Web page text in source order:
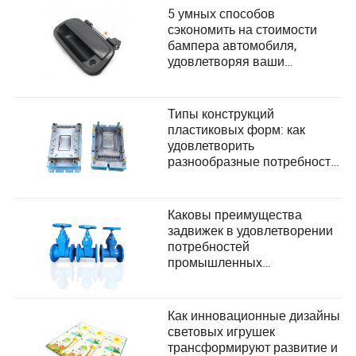
Рейтинг мужского трофея Яшина:
Джанлуиджи Доннарумма (Италия, Пари Сен-
Алиссон Бекер (Бразилия, Ливерпуль)
Янн Зоммер (Швейцария, Интер Милан)
Рейтинг женского трофея Яшина:
Ханна Хэмптон (Англия, Челси)
Анн-Катрин Бергер (Германия, Готэм ФК)
Ката Колл (Испания, Барселона)
Мужской и женский трофей Копа: Ямал и Лопес
завоевали молодежные награды
Будущее уже наступило. Трофей Копа выявляет
5 умных способов
сэкономить на стоимости
бампера автомобиля,
удовлетворяя ваши
Типы конструкций
пластиковых форм: как
удовлетворить
разнообразные потребности
производстве?
Каковы преимущества
задвижек в удовлетворении
потребностей
промышленных
Как инновационные дизайны
световых игрушек
трансформируют развитие и